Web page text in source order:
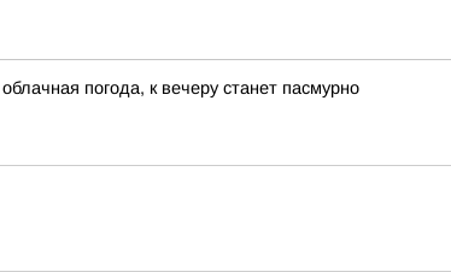
погода, к вечеру станет пасмурно